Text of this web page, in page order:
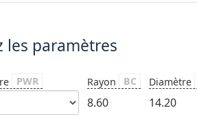
paramètres
les paramètres
PWR Rayon BC
8.60
Diamètre
14.20